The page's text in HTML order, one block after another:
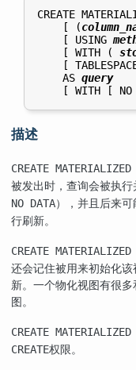
CREATE
    [ (
    [ USING
    [ WITH (
[
    AS
query
描述
CREATE MATERIALIZED
被发出时，查询会被执
NO DATA），并且后来可
行刷新。
CREATE MATERIALIZED
还会记住被用来初始化
新。一个物化视图有很
图。
CREATE MATERIALIZED
CREATE权限。